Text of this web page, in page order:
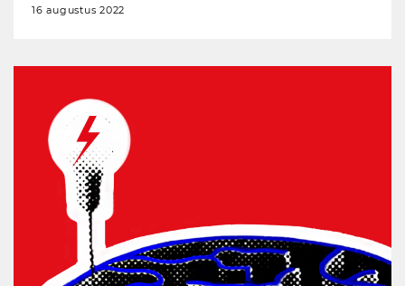
16 augustus 2022